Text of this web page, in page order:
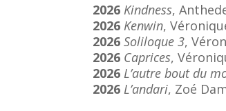
2026 Kindness,
2026 Kenwin,
2026 Soliloque 3,
2026 Caprices,
2026 L’autre bout du
2026 L’andari, Zoé